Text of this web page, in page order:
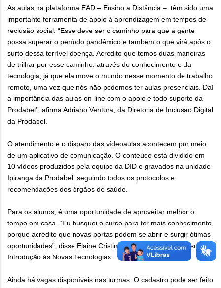
As aulas na plataforma EAD – Ensino a Distância – têm sido uma
importante ferramenta de apoio à aprendizagem em tempos de
reclusão social. “Esse deve ser o caminho para que a gente
possa superar o período pandêmico e também o que virá após o
surto dessa terrível doença. Acredito que temos duas maneiras
de trilhar por esse caminho: através do conhecimento e da
tecnologia, já que ela move o mundo nesse momento de trabalho
remoto, uma vez que nós nāo podemos ter aulas presenciais. Daí
a importância das aulas on-line com o apoio e todo suporte da
Prodabel”, afirma Adriano Ventura, da Diretoria de Inclusāo Digital
da Prodabel.
O atendimento e o disparo das vídeoaulas acontecem por meio
de um aplicativo de comunicação. O conteúdo está dividido em
10 vídeos produzidos pela equipe da DID e gravados na unidade
Ipiranga da Prodabel, seguindo todos os protocolos e
recomendações dos órgãos de saúde.
Para os alunos, é uma oportunidade de aproveitar melhor o
tempo em casa. “Eu busquei o curso para ter mais conhecimento,
porque acredito que novas portas podem se abrir e surgir ótimas
oportunidades”, disse Elaine Cristino Laurino, aluna do curso
Introdução às Novas Tecnologias.
Ainda há vagas disponíveis nas turmas. O cadastro pode ser feito